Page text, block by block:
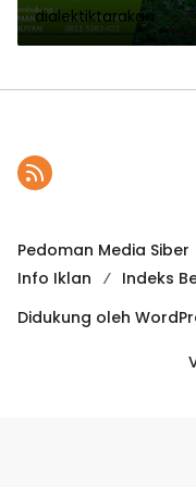
dialektiktarakan
Pedoman Media Siber
Info Iklan
Indeks
Didukung oleh